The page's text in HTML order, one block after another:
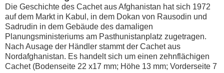
Die Geschichte des Cachet aus Afghanistan hat sich 1972
auf dem Markt in Kabul, in dem Dokan von Rausodin und
Sadrudin in dem Gebäude des damaligen
Planungsministeriums am Pasthunistanplatz zugetragen.
Nach Ausage der Händler stammt der Cachet aus
Nordafghanistan. Es handelt sich um einen zehnflächigen
Cachet (Bodenseite 22 x17 mm; Höhe 13 mm; Vorderseite 7